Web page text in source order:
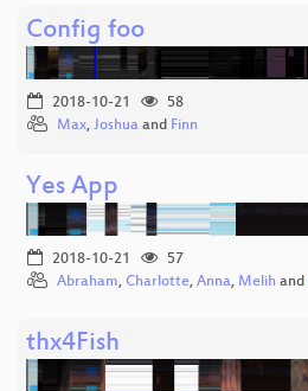
Config foo
2018-10-21
58
Max, Joshua and Finn
Yes App
2018-10-21
57
Abraham, Charlotte, Anna, Melih and
thx4Fish